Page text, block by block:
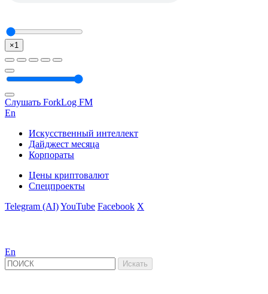
×1
Слушать ForkLog FM
En
Искусственный интеллект
Дайджест месяца
Корпораты
Цены криптовалют
Спецпроекты
Telegram (AI)YouTube Facebook X
En